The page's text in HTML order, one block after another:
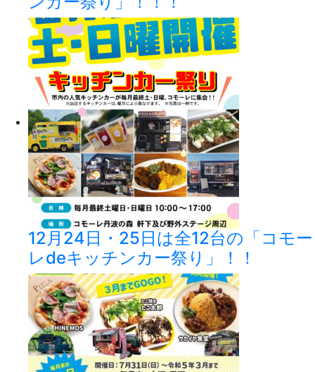
12月24日・25日は全12台の「コモー
レdeキッチンカー祭り」！！